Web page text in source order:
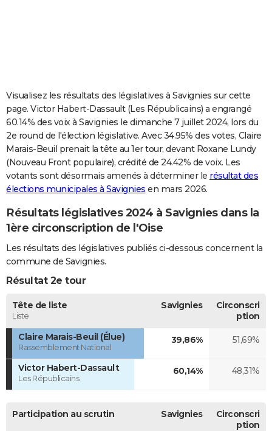
Carte de Noël
Carte Bonne année
Carte Saint-Valentin
Carte Pâques
Carte d'anniversaire
DICTIONNAIRE
Dictionnaire
Biographies
Citations
Expressions
Proverbes
PROGRAMME TV
COPAINS D'AVANT
S'inscrire
Se connecter
Lycées
Collèges
Primaires
Universités
Entreprises
Service militaire
Avis de recherche
AVIS DE DÉCÈS
FORUM
Bricolage
Lifestyle
Culture
Sport
Auto
Television
Voyage
Cinema
Visualisez les résultats des législatives à Savignies sur cette
page. Victor Habert-Dassault (Les Républicains) a engrangé
60.14% des voix à Savignies le dimanche 7 juillet 2024, lors du
2e round de l'élection législative. Avec 34.95% des votes, Claire
Marais-Beuil prenait la tête au 1er tour, devant Roxane Lundy
(Nouveau Front populaire), crédité de 24.42% de voix. Les
votants sont désormais amenés à déterminer le résultat des
élections municipales à Savignies en mars 2026.
Résultats législatives 2024 à Savignies dans la
1ère circonscription de l'Oise
Les résultats des législatives publiés ci-dessous concernent la
commune de Savignies.
Résultat 2e tour
Tête de liste
Liste
Savignies
Circonscri
ption
Claire Marais-Beuil (Élue)
Rassemblement National
39,86% 51,69%
Victor Habert-Dassault
Les Républicains
60,14% 48,31%
Participation au scrutin Savignies
Circonscri
ption